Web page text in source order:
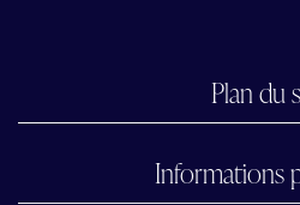
Plan du
Informations